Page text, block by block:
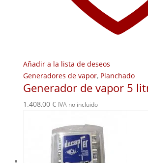
Añadir a la lista de deseos
Generadores de vapor, Planchado
Generador de vapor 5
1.408,00 € IVA no incluido